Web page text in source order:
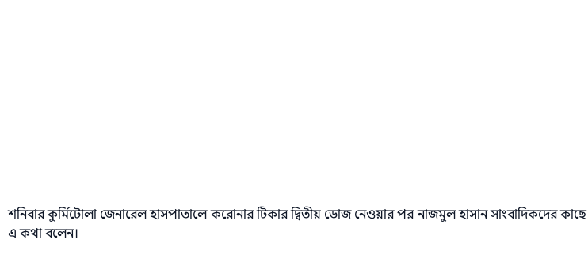
শনিবার কুর্মিটোলা জেনারেল হাসপাতালে করোনার টিকার দ্বিতীয় ডোজ নেওয়ার পর নাজমুল হাসান সাংবাদিকদের কাছে
এ কথা বলেন।